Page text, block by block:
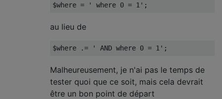
$where = ' where 0 = 1' ;
au lieu de
$where .= ' AND where 0 = 1' ;
Malheureusement, je n'ai pas le temps de
tester quoi que ce soit, mais cela devrait
être un bon point de départ